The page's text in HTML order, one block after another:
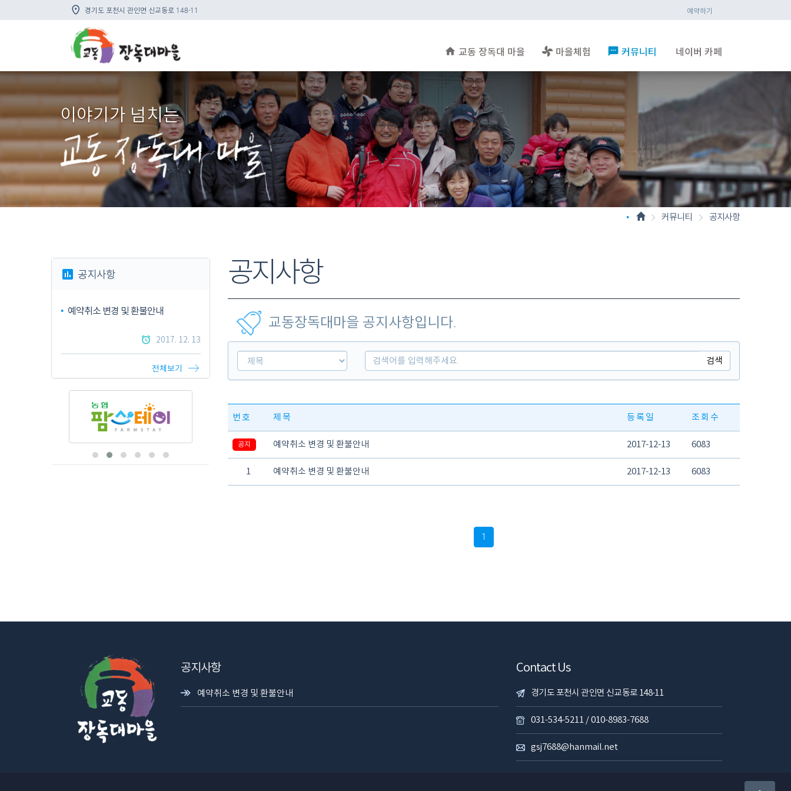
경기도 포천시 관인면 신교동로 148-11 예약하기
home 교동 장독대 마을 toys 마을체험 textsms 커뮤니티 네이버 카페
이야기가 넘치는
• 커뮤니티 공지사항
assessment 공지사항
● 예약취소 변경 및 환불안내
alarm 2017. 12. 13
전체보기
공지사항
교동장독대마을 공지사항입니다.
검색
번호 제목 등록일 조회수
공지 예약취소 변경 및 환불안내 2017-12-13 6083
1 예약취소 변경 및 환불안내 2017-12-13 6083
1
공지사항
예약취소 변경 및 환불안내
Contact Us
경기도 포천시 관인면 신교동로 148-11
031-534-5211 / 010-8983-7688
gsj7688@hanmail.net